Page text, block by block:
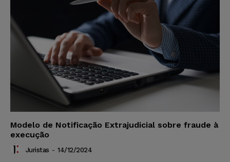
Modelo de Notificação Extrajudicial sobre fraude à
execução
Juristas - 14/12/2024